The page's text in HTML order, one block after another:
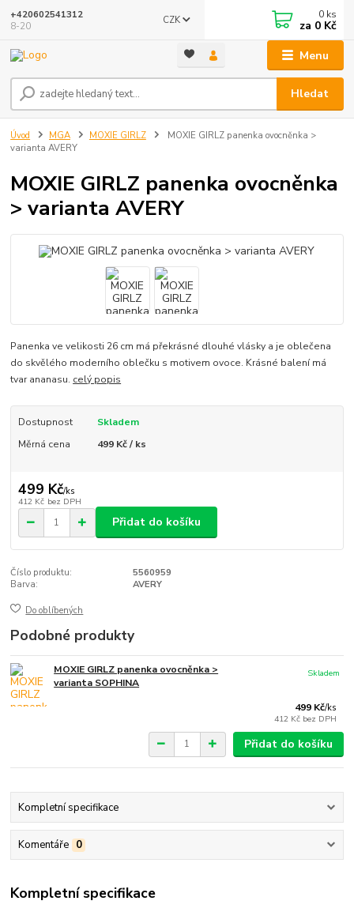
Menu
CZK
Hledat
+420602541312
8-20
0 ks
za 0 Kč
Úvod MGA MOXIE GIRLZ
MOXIE GIRLZ panenka ovocněnka >
varianta AVERY
MOXIE GIRLZ panenka ovocněnka
> varianta AVERY
Panenka ve velikosti 26 cm má překrásné dlouhé vlásky a je oblečena
do skvělého moderního oblečku s motivem ovoce. Krásné balení má
tvar ananasu. celý popis
Dostupnost
Skladem
Měrná cena
499 Kč / ks
499 Kč/ks
412 Kč bez DPH
Přidat do košíku
Číslo produktu:
5560959
Barva:
AVERY
Do oblíbených
Podobné produkty
MOXIE GIRLZ panenka ovocněnka >
varianta SOPHINA
499 Kč/ks
412 Kč bez DPH
Skladem
Přidat do košíku
Kompletní specifikace
Komentáře 0
Kompletní specifikace